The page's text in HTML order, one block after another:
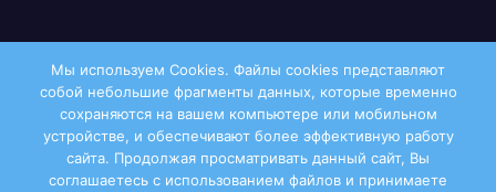
Мы используем Cookies. Файлы сookies представляют
собой небольшие фрагменты данных, которые временно
сохраняются на вашем компьютере или мобильном
устройстве, и обеспечивают более эффективную работу
сайта. Продолжая просматривать данный сайт, Вы
соглашаетесь с использованием файлов и принимаете